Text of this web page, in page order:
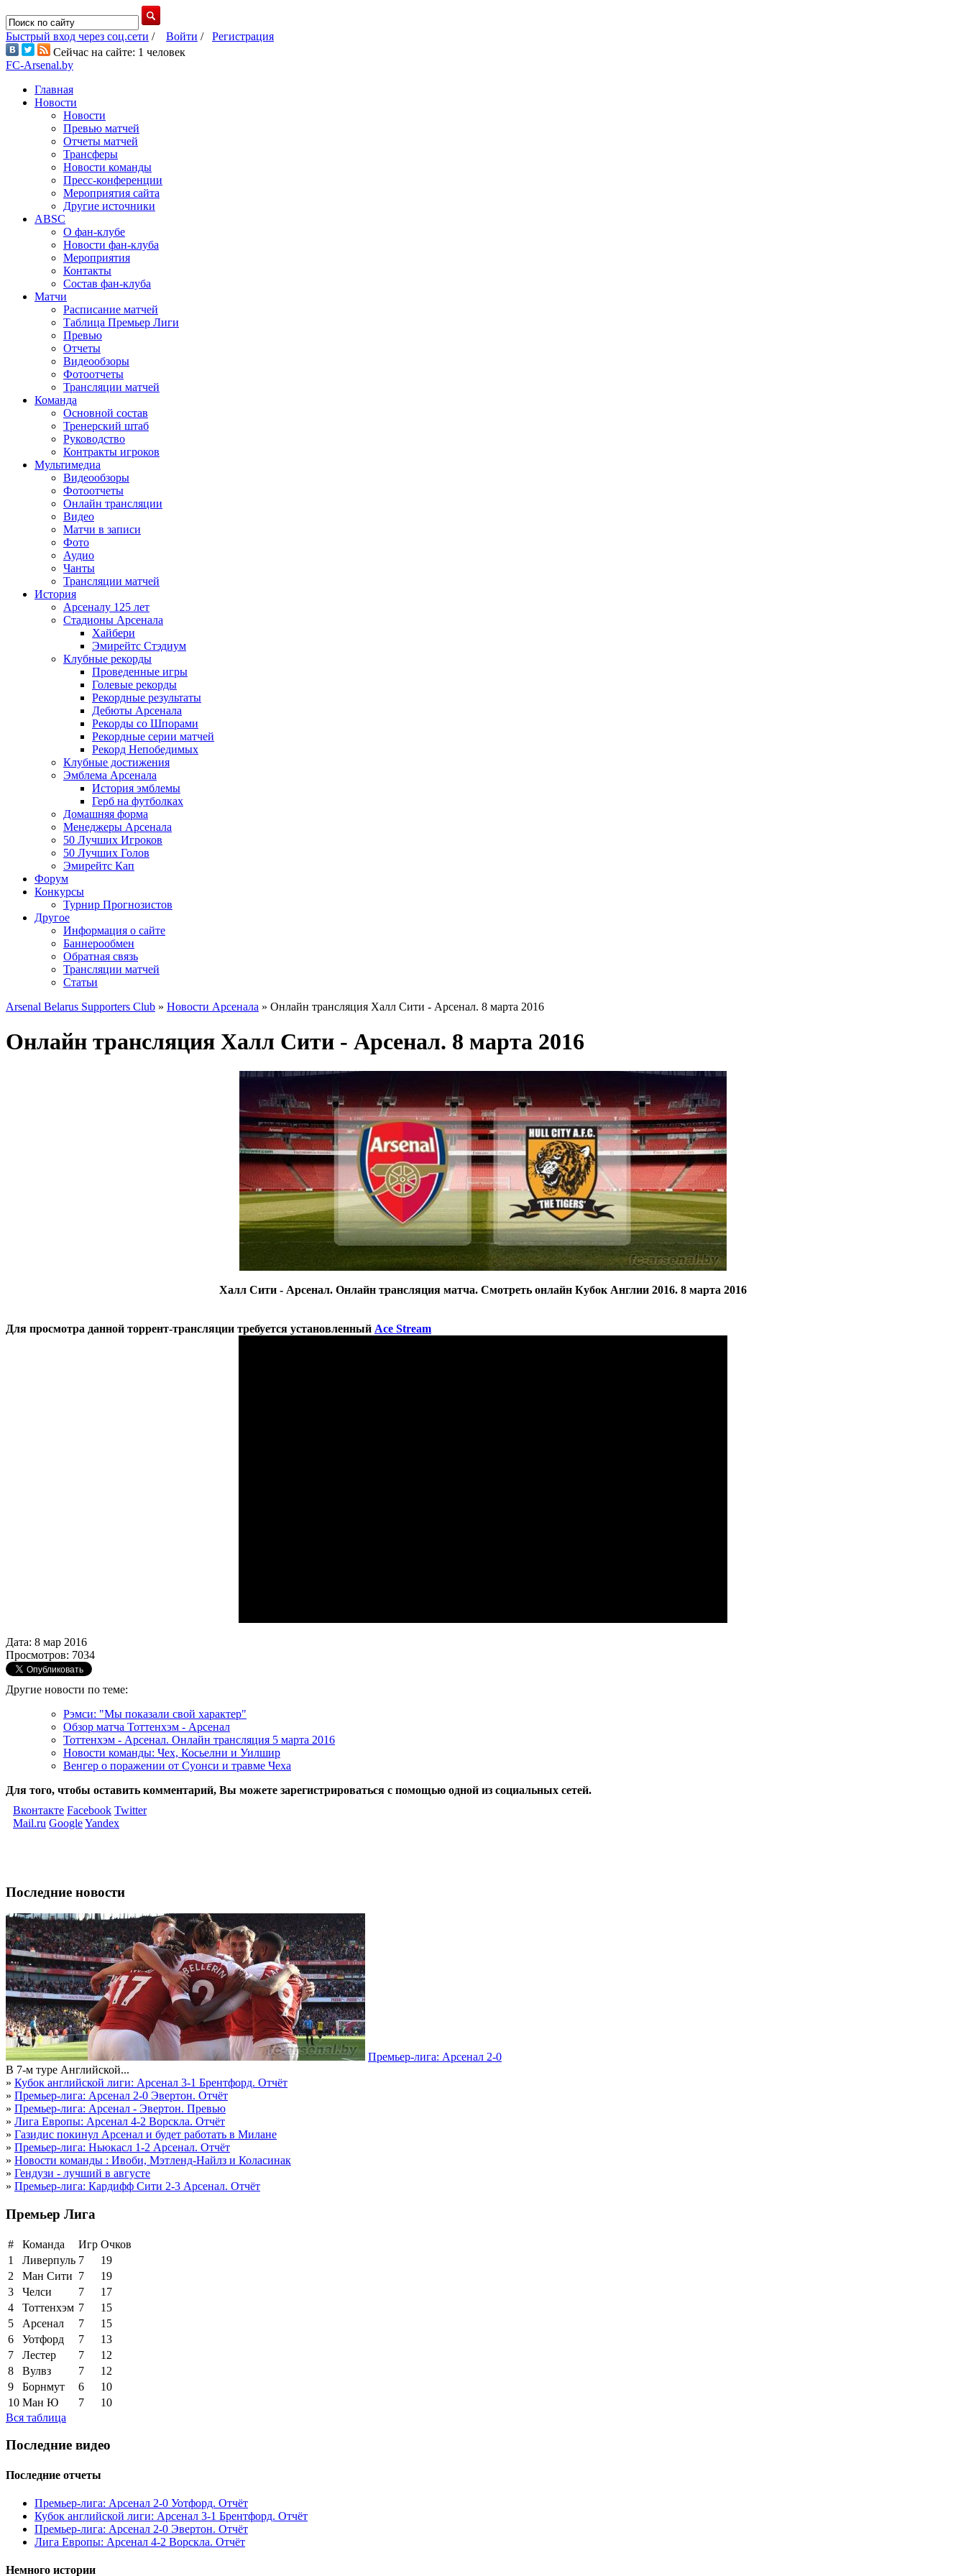
Быстрый вход через соц.сети / Войти / Регистрация
Сейчас на сайте: 1 человек
FC-Arsenal.by
Главная
Новости
Новости
Превью матчей
Отчеты матчей
Трансферы
Новости команды
Пресс-конференции
Мероприятия сайта
Другие источники
ABSC
О фан-клубе
Новости фан-клуба
Мероприятия
Контакты
Состав фан-клуба
Матчи
Расписание матчей
Таблица Премьер Лиги
Превью
Отчеты
Видеообзоры
Фотоотчеты
Трансляции матчей
Команда
Основной состав
Тренерский штаб
Руководство
Контракты игроков
Мультимедиа
Видеообзоры
Фотоотчеты
Онлайн трансляции
Видео
Матчи в записи
Фото
Аудио
Чанты
Трансляции матчей
История
Арсеналу 125 лет
Стадионы Арсенала
Хайбери
Эмирейтс Стэдиум
Клубные рекорды
Проведенные игры
Голевые рекорды
Рекордные результаты
Дебюты Арсенала
Рекорды со Шпорами
Рекордные серии матчей
Рекорд Непобедимых
Клубные достижения
Эмблема Арсенала
История эмблемы
Герб на футболках
Домашняя форма
Менеджеры Арсенала
50 Лучших Игроков
50 Лучших Голов
Эмирейтс Кап
Форум
Конкурсы
Турнир Прогнозистов
Другое
Информация о сайте
Баннерообмен
Обратная связь
Трансляции матчей
Статьи
Arsenal Belarus Supporters Club » Новости Арсенала » Онлайн трансляция Халл Сити - Арсенал. 8 марта 2016
Онлайн трансляция Халл Сити - Арсенал. 8 марта 2016
Халл Сити - Арсенал. Онлайн трансляция матча. Смотреть онлайн Кубок Англии 2016. 8 марта 2016
Для просмотра данной торрент-трансляции требуется установленный Ace Stream
Дата: 8 мар 2016
Просмотров: 7034
Другие новости по теме:
Рэмси: "Мы показали свой характер"
Обзор матча Тоттенхэм - Арсенал
Тоттенхэм - Арсенал. Онлайн трансляция 5 марта 2016
Новости команды: Чех, Косьелни и Уилшир
Венгер о поражении от Суонси и травме Чеха
Для того, чтобы оставить комментарий, Вы можете зарегистрироваться с помощью одной из социальных сетей.
Вконтакте Facebook Twitter
Mail.ru GoogleYandex
Последние новости
Премьер-лига: Арсенал 2-0
В 7-м туре Английской...
» Кубок английской лиги: Арсенал 3-1 Брентфорд. Отчёт
» Премьер-лига: Арсенал 2-0 Эвертон. Отчёт
» Премьер-лига: Арсенал - Эвертон. Превью
» Лига Европы: Арсенал 4-2 Ворскла. Отчёт
» Газидис покинул Арсенал и будет работать в Милане
» Премьер-лига: Ньюкасл 1-2 Арсенал. Отчёт
» Новости команды : Ивоби, Мэтленд-Найлз и Коласинак
» Гендузи - лучший в августе
» Премьер-лига: Кардифф Сити 2-3 Арсенал. Отчёт
Премьер Лига
# Команда Игр Очков
1
Ливерпуль 7
19
2
Ман Сити 7
19
3
Челси 7
17
4
Тоттенхэм 7
15
5
Арсенал 7
15
6
Уотфорд 7
13
7
Лестер 7
12
8
Вулвз 7
12
9
Борнмут 6
10
10 Ман Ю 7
10
Вся таблица
Последние видео
Последние отчеты
Премьер-лига: Арсенал 2-0 Уотфорд. Отчёт
Кубок английской лиги: Арсенал 3-1 Брентфорд. Отчёт
Премьер-лига: Арсенал 2-0 Эвертон. Отчёт
Лига Европы: Арсенал 4-2 Ворскла. Отчёт
Немного истории